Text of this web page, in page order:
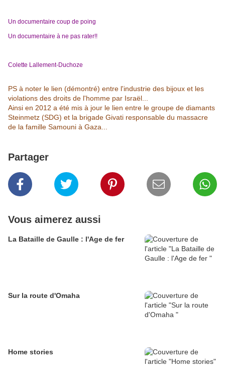
Un documentaire coup de poing
Un documentaire à ne pas rater!!
Colette Lallement-Duchoze
PS à noter le lien (démontré) entre l'industrie des bijoux et les
violations des droits de l'homme par Israël...
Ainsi en 2012 a été mis à jour le lien entre le groupe de diamants
Steinmetz (SDG) et la brigade Givati responsable du massacre
de la famille Samouni à Gaza...
Partager
Vous aimerez aussi
La Bataille de Gaulle : l'Age de fer
Sur la route d'Omaha
Home stories